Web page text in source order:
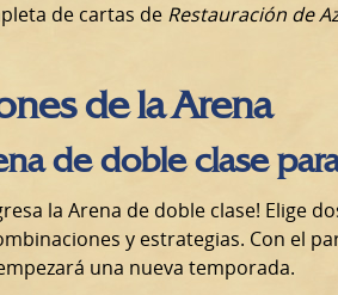
de cartas de Restauración de
de la Arena
de doble clase
la Arena de doble clase! Elige
y estrategias. Con el
una nueva temporada.